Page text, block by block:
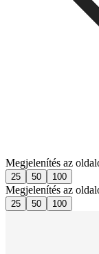
Megjelenítés az
25 50 100
Megjelenítés az
25 50 100